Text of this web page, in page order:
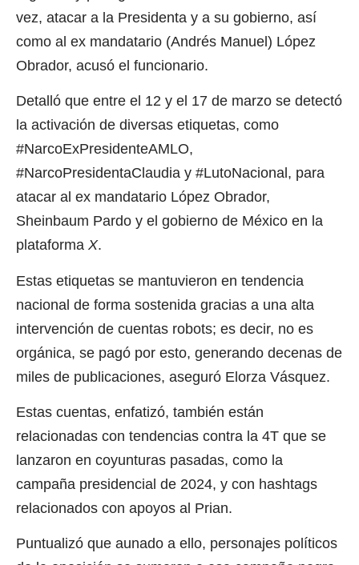
vez, atacar a la Presidenta y a su gobierno, así
como al ex mandatario (Andrés Manuel) López
Obrador, acusó el funcionario.
Detalló que entre el 12 y el 17 de marzo se detectó
la activación de diversas etiquetas, como
#NarcoExPresidenteAMLO,
#NarcoPresidentaClaudia y #LutoNacional, para
atacar al ex mandatario López Obrador,
Sheinbaum Pardo y el gobierno de México en la
plataforma X.
Estas etiquetas se mantuvieron en tendencia
nacional de forma sostenida gracias a una alta
intervención de cuentas robots; es decir, no es
orgánica, se pagó por esto, generando decenas de
miles de publicaciones, aseguró Elorza Vásquez.
Estas cuentas, enfatizó, también están
relacionadas con tendencias contra la 4T que se
lanzaron en coyunturas pasadas, como la
campaña presidencial de 2024, y con hashtags
relacionados con apoyos al Prian.
Puntualizó que aunado a ello, personajes políticos